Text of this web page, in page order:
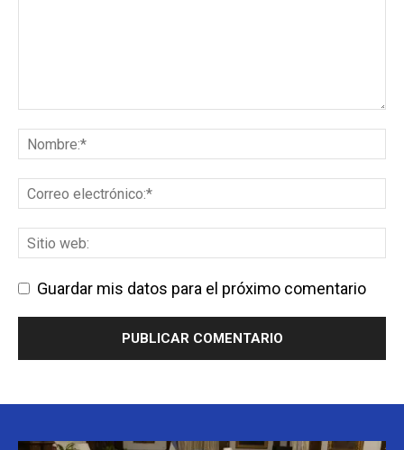
Guardar mis datos para el próximo comentario